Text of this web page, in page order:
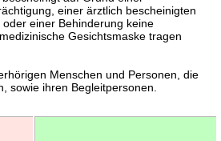
einer ärztlich bescheinigten
einer Behinderung keine
Gesichtsmaske tragen
Menschen und Personen, die
sowie ihren Begleitpersonen.